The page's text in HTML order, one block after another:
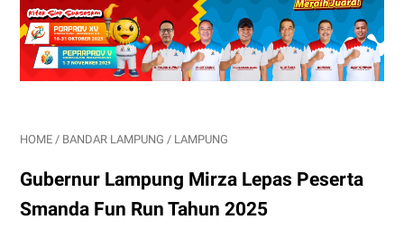
HOME / BANDAR LAMPUNG / LAMPUNG
Gubernur Lampung Mirza Lepas Peserta
Smanda Fun Run Tahun 2025